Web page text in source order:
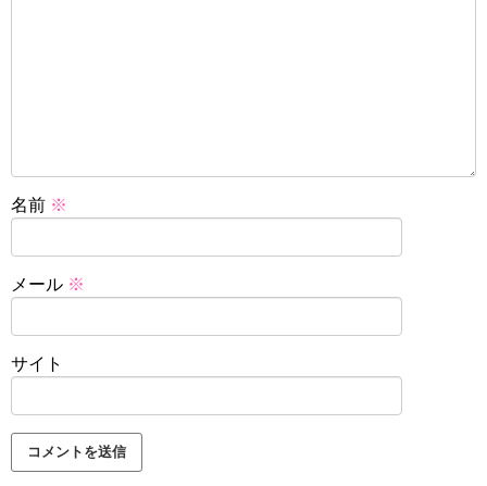
名前 ※
メール ※
サイト